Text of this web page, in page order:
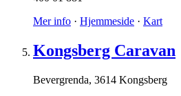
Mer info · Hjemmeside · Kart
Kongsberg Caravan
Bevergrenda, 3614 Kongsberg